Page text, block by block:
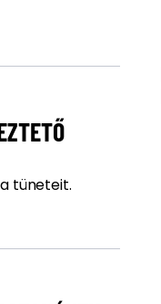
tüneteit.